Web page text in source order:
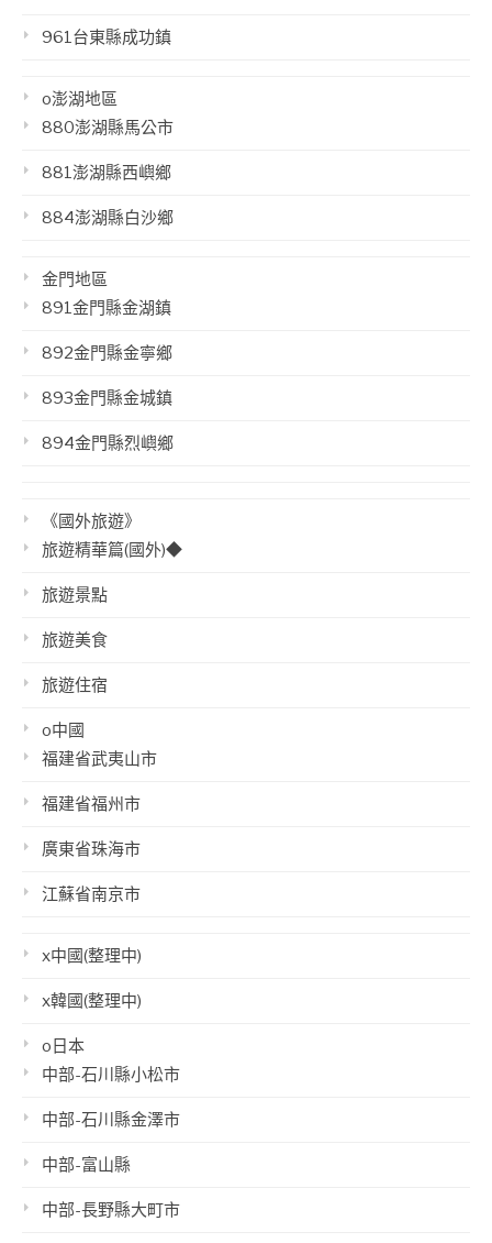
961台東縣成功鎮
o澎湖地區
880澎湖縣馬公市
881澎湖縣西嶼鄉
884澎湖縣白沙鄉
金門地區
891金門縣金湖鎮
892金門縣金寧鄉
893金門縣金城鎮
894金門縣烈嶼鄉
《國外旅遊》
旅遊精華篇(國外)◆
旅遊景點
旅遊美食
旅遊住宿
o中國
福建省武夷山市
福建省福州市
廣東省珠海市
江蘇省南京市
x中國(整理中)
x韓國(整理中)
o日本
中部-石川縣小松市
中部-石川縣金澤市
中部-富山縣
中部-長野縣大町市